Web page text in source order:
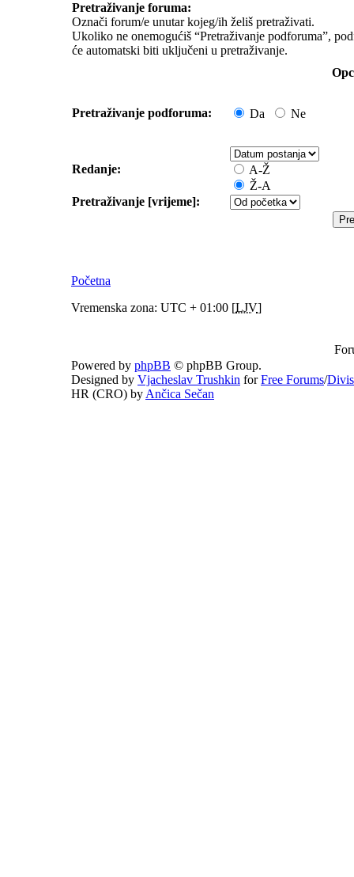
Pretraživanje foruma:
Označi forum/e unutar kojeg/ih želiš pretraživati.
Ukoliko ne onemogućiš “Pretraživanje podforuma”,
će automatski biti uključeni u pretraživanje.
Pretraživanje podforuma: Da Ne
Redanje:
A-Ž
Ž-A
Pretraživanje [vrijeme]:
Početna
Vremenska zona: UTC + 01:00 [LJV]
Powered by phpBB © phpBB Group.
Designed by Vjacheslav Trushkin forFree Forums/
HR (CRO) by Ančica Sečan